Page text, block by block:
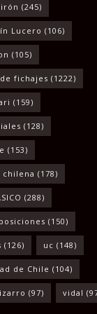
(245)
Lucero (106)
(105)
fichajes (1222)
(159)
(128)
(153)
chilena (178)
(288)
(150)
(126) uc (148)
de Chile (104)
(97) vidal